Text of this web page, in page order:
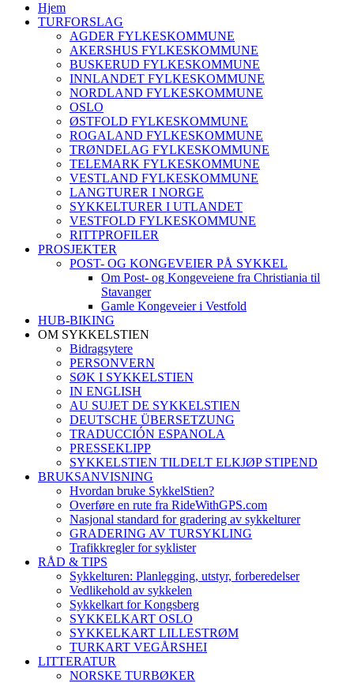
Hjem
TURFORSLAG
AGDER FYLKESKOMMUNE
AKERSHUS FYLKESKOMMUNE
BUSKERUD FYLKESKOMMUNE
INNLANDET FYLKESKOMMUNE
NORDLAND FYLKESKOMMUNE
OSLO
ØSTFOLD FYLKESKOMMUNE
ROGALAND FYLKESKOMMUNE
TRØNDELAG FYLKESKOMMUNE
TELEMARK FYLKESKOMMUNE
VESTLAND FYLKESKOMMUNE
LANGTURER I NORGE
SYKKELTURER I UTLANDET
VESTFOLD FYLKESKOMMUNE
RITTPROFILER
PROSJEKTER
POST- OG KONGEVEIER PÅ SYKKEL
Om Post- og Kongeveiene fra Christiania til
Stavanger
Gamle Kongeveier i Vestfold
HUB-BIKING
OM SYKKELSTIEN
Bidragsytere
PERSONVERN
SØK I SYKKELSTIEN
IN ENGLISH
AU SUJET DE SYKKELSTIEN
DEUTSCHE ÜBERSETZUNG
TRADUCCIÓN ESPANOLA
PRESSEKLIPP
SYKKELSTIEN TILDELT ELKJØP STIPEND
BRUKSANVISNING
Hvordan bruke SykkelStien?
Overføre en rute fra RideWithGPS.com
Nasjonal standard for gradering av sykkelturer
GRADERING AV TURSYKLING
Trafikkregler for syklister
RÅD & TIPS
Sykkelturen: Planlegging, utstyr, forberedelser
Vedlikehold av sykkelen
Sykkelkart for Kongsberg
SYKKELKART OSLO
SYKKELKART LILLESTRØM
TURKART VEGÅRSHEI
LITTERATUR
NORSKE TURBØKER